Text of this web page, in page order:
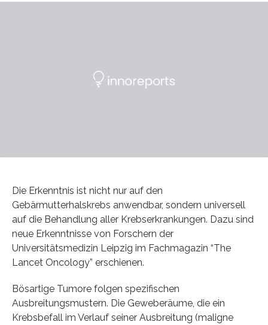
Die Erkenntnis ist nicht nur auf den
Gebärmutterhalskrebs anwendbar, sondern universell
auf die Behandlung aller Krebserkrankungen. Dazu sind
neue Erkenntnisse von Forschern der
Universitätsmedizin Leipzig im Fachmagazin “The
Lancet Oncology” erschienen.
Bösartige Tumore folgen spezifischen
Ausbreitungsmustern. Die Geweberäume, die ein
Krebsbefall im Verlauf seiner Ausbreitung (maligne